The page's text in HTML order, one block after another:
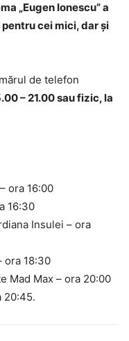
„Eugen Ionescu” a
cei mici, dar și
de telefon
– 21.00 sau fizic, la
ora 16:00
16:30
Insulei – ora
ora 18:30
Mad Max – ora 20:00
20:45.